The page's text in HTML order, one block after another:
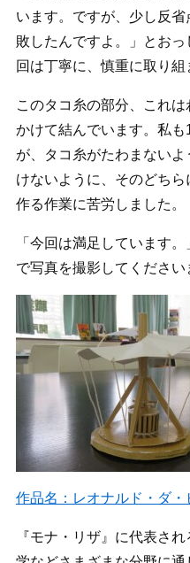
います。ですが、少し反
敗したんですよ。」とお
回は丁寧に、慎重に取り組
このタコ糸の部分、これ
かけて結んでいます。私
が、タコ糸がたわまない
けないように、そのどち
作る作業に苦労しました。
「今回は満足しています
で写真を撮影してください
作品名：レオナルド・ダ
『モナ・リザ』に代表さ